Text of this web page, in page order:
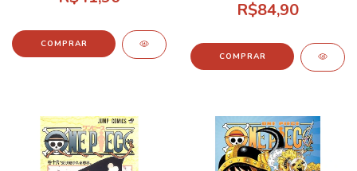
R$84,90